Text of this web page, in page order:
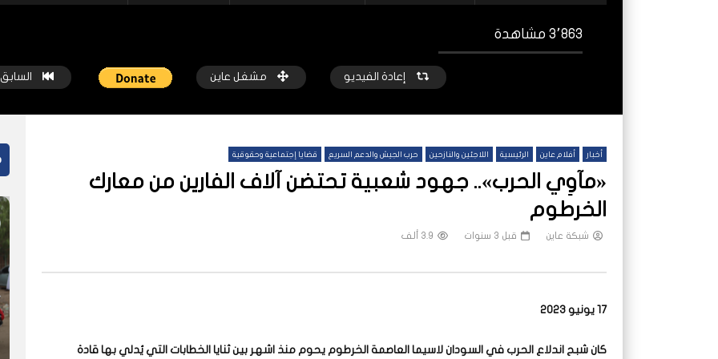
3٬863 مشاهدة
إعادة الفيديو مشغل عاين السابق
عملتان وتطبيق مصرفي واحد.. كيف
شبكة عاين
هجمات المسيرات تضع ملايين السودانيين
جروحٌ لا تُرى.. حرب السودان تمتد
أخبار أفلام عاين الرئيسية اللاجئين والنازحين حرب الجيش والدعم السريع قضايا إجتماعية وحقوقية
«مآوِي الحرب».. جهود شعبية تحتضن آلاف الفارين من معارك
الخرطوم
شبكة عاين قبل 3 سنوات 3.9 ألف
17 يونيو 2023
كان شبح اندلاع الحرب في السودان لاسيما العاصمة الخرطوم يحوم منذ اشهر بين ثنايا الخطابات التي يُدلي بها قادة